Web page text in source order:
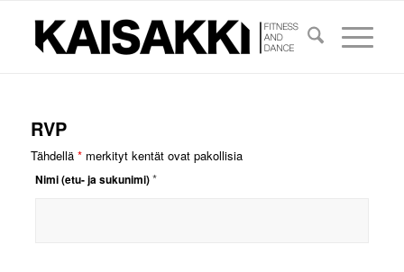
RVP
Tähdellä *merkityt kentät ovat pakollisia
Nimi (etu- ja sukunimi)*